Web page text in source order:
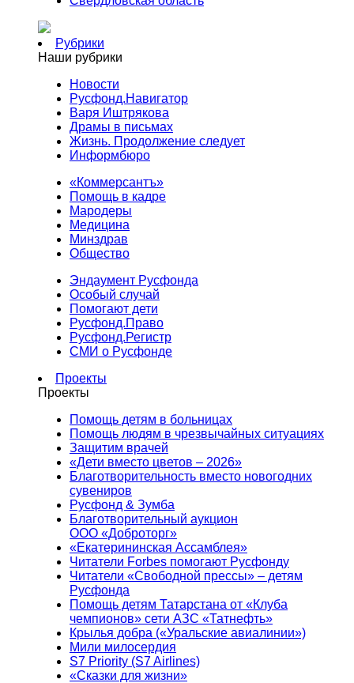
Рубрики
Наши рубрики
Новости
Русфонд.Навигатор
Варя Иштрякова
Драмы в письмах
Жизнь. Продолжение следует
Информбюро
«Коммерсантъ»
Помощь в кадре
Мародеры
Медицина
Минздрав
Общество
Эндаумент Русфонда
Особый случай
Помогают дети
Русфонд.Право
Русфонд.Регистр
СМИ о Русфонде
Проекты
Проекты
Помощь детям в больницах
Помощь людям в чрезвычайных ситуациях
Защитим врачей
«Дети вместо цветов – 2026»
Благотворительность вместо новогодних
сувениров
Русфонд & Зумба
Благотворительный аукцион
ООО «Доброторг»
«Екатерининская Ассамблея»
Читатели Forbes помогают Русфонду
Читатели «Свободной прессы» – детям
Русфонда
Помощь детям Татарстана от «Клуба
чемпионов» сети АЗС «Татнефть»
Крылья добра («Уральские авиалинии»)
Мили милосердия
S7 Priority (S7 Airlines)
«Сказки для жизни»